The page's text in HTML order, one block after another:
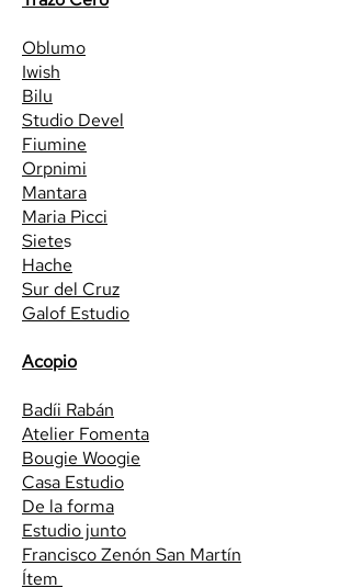
Oblumo
Iwish
Bilu
Studio Devel
Fiumine
Orpnimi
Mantara
Maria Picci
Sietes
Hache
Sur del Cruz
Galof Estudio
Acopio
Badíi Rabán
Atelier Fomenta
Bougie Woogie
Casa Estudio
De la forma
Estudio junto
Francisco Zenón San Martín
Ítem